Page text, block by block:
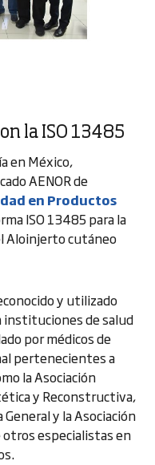
la ISO 13485
en México,
AENOR de
en Productos
ISO 13485 para la
Aloinjerto cutáneo
y utilizado
de salud
por médicos de
pertenecientes a
la Asociación
y Reconstructiva,
y la Asociación
otros especialistas en